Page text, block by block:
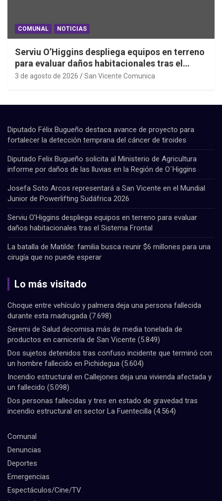
COMUNAL NOTICIAS
Serviu O’Higgins despliega equipos en terreno
para evaluar daños habitacionales tras el
Sistema Frontal
3 de agosto de 2026 San Vicente Comunica
Diputado Félix Bugueño destaca avance de proyecto para
fortalecer la detección temprana del cáncer de tiroides
Diputado Felix Bugueño solicita al Ministerio de Agricultura
informe por daños de las lluvias en la Región de O´Higgins
Josefa Soto Arcos representará a San Vicente en el Mundial
Junior de Powerlifting Sudáfrica 2026
Serviu O’Higgins despliega equipos en terreno para evaluar
daños habitacionales tras el Sistema Frontal
La batalla de Matilde: familia busca reunir $6 millones para una
cirugía que no puede esperar
Lo más visitado
Choque entre vehículo y palmera deja una persona fallecida
durante esta madrugada (7.698)
Seremi de Salud decomisa más de media tonelada de
productos en carnicería de San Vicente (5.849)
Dos sujetos detenidos tras confuso incidente que terminó con
un hombre fallecido en Pichidegua (5.604)
Incendio estructural en Callejones deja una vivienda afectada y
un fallecido (5.098)
Dos personas fallecidas y tres en estado de gravedad tras
incendio estructural en sector La Fuentecilla (4.564)
Comunal
Denuncias
Deportes
Emergencias
Espectáculos/Cine/TV